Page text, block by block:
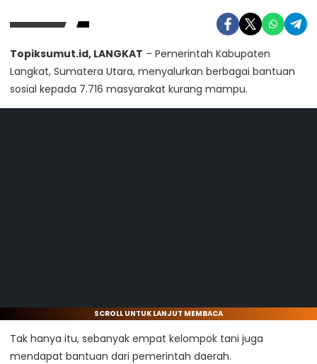
Topiksumut.id, LANGKAT – Pemerintah Kabupaten
Langkat, Sumatera Utara, menyalurkan berbagai bantuan
sosial kepada 7.716 masyarakat kurang mampu.
SCROLL UNTUK LANJUT MEMBACA
Tak hanya itu, sebanyak empat kelompok tani juga
mendapat bantuan dari pemerintah daerah.